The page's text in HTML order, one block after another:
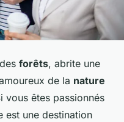
forêts, abrite une
de la nature
vous êtes passionnés
est une destination